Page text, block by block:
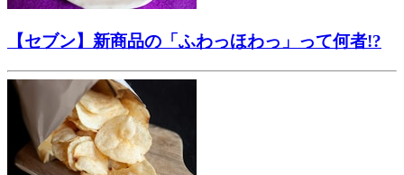
【セブン】新商品の「ふわっほわっ」って何者!?